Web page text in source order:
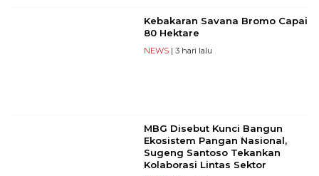
Kebakaran Savana Bromo Capai
80 Hektare
NEWS| 3 hari lalu
MBG Disebut Kunci Bangun
Ekosistem Pangan Nasional,
Sugeng Santoso Tekankan
Kolaborasi Lintas Sektor